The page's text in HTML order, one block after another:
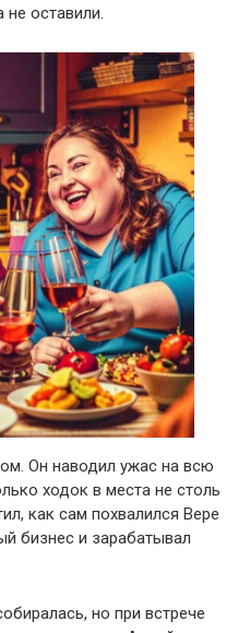
оставили.
Он наводил ужас на всю
ходок в места не столь
как сам похвалился Вере
бизнес и зарабатывал
но при встрече